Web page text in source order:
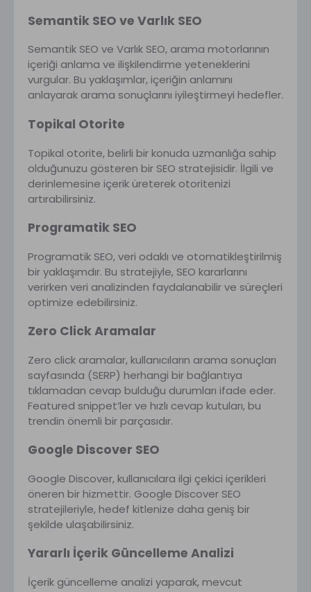
Semantik SEO ve Varlık SEO
Semantik SEO ve Varlık SEO, arama motorlarının
içeriği anlama ve ilişkilendirme yeteneklerini
vurgular. Bu yaklaşımlar, içeriğin anlamını
anlayarak arama sonuçlarını iyileştirmeyi hedefler.
Topikal Otorite
Topikal otorite, belirli bir konuda uzmanlığa sahip
olduğunuzu gösteren bir SEO stratejisidir. İlgili ve
derinlemesine içerik üreterek otoritenizi
artırabilirsiniz.
Programatik SEO
Programatik SEO, veri odaklı ve otomatikleştirilmiş
bir yaklaşımdır. Bu stratejiyle, SEO kararlarını
verirken veri analizinden faydalanabilir ve süreçleri
optimize edebilirsiniz.
Zero Click Aramalar
Zero click aramalar, kullanıcıların arama sonuçları
sayfasında (SERP) herhangi bir bağlantıya
tıklamadan cevap bulduğu durumları ifade eder.
Featured snippet’ler ve hızlı cevap kutuları, bu
trendin önemli bir parçasıdır.
Google Discover SEO
Google Discover, kullanıcılara ilgi çekici içerikleri
öneren bir hizmettir. Google Discover SEO
stratejileriyle, hedef kitlenize daha geniş bir
şekilde ulaşabilirsiniz.
Yararlı İçerik Güncelleme Analizi
İçerik güncelleme analizi yaparak, mevcut